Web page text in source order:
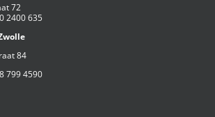
72
2400 635
84
799 4590⁩